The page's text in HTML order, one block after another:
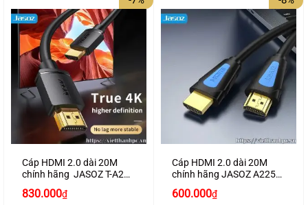
67.000₫.
Cáp HDMI 2.0 dài 20M
chính hãng JASOZ T-A288
hỗ trợ 4K2K
Giá
830.000₫Giá
Cáp HDMI 2.0 dài 20M
chính hãng JASOZ A225
hỗ trợ 4K2K cao cấp
Giá
600.000₫Giá